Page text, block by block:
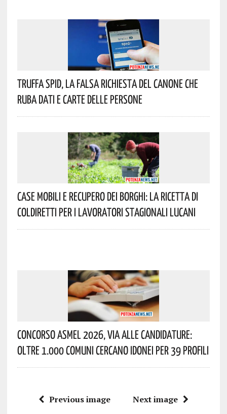
Truffa Spid, La Falsa Richiesta Del Canone Che
Ruba Dati E Carte Delle Persone
Case Mobili E Recupero Dei Borghi: La Ricetta Di
Coldiretti Per I Lavoratori Stagionali Lucani
Concorso Asmel 2026, Via Alle Candidature:
Oltre 1.000 Comuni Cercano Idonei Per 39 Profili
Previous image Next image